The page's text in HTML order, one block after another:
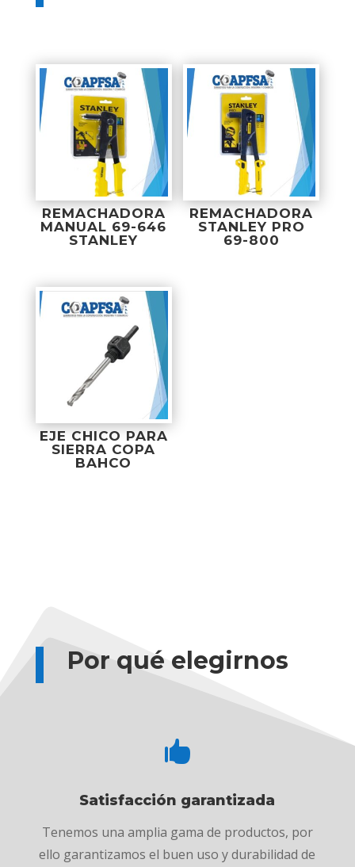
REMACHADORA
MANUAL 69-646
STANLEY
REMACHADORA
STANLEY PRO
69-800
EJE CHICO PARA
SIERRA COPA
BAHCO
Por qué elegirnos

Satisfacción garantizada
Tenemos una amplia gama de productos, por
ello garantizamos el buen uso y durabilidad de